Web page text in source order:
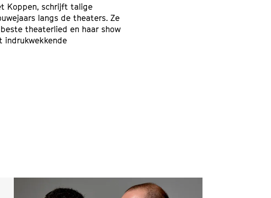
Koppen, schrijft talige
langs de theaters. Ze
theaterlied en haar show
indrukwekkende